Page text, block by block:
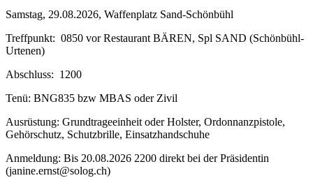
Samstag, 29.08.2026, Waffenplatz Sand-Schönbühl
Treffpunkt: 0850 vor Restaurant BÄREN, Spl SAND (Schönbühl-
Urtenen)
Abschluss: 1200
Tenü: BNG835 bzw MBAS oder Zivil
Ausrüstung: Grundtrageeinheit oder Holster, Ordonnanzpistole,
Gehörschutz, Schutzbrille, Einsatzhandschuhe
Anmeldung: Bis 20.08.2026 2200 direkt bei der Präsidentin
(janine.ernst@solog.ch)